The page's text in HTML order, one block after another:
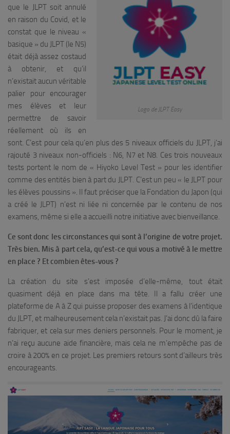
Logo de JLPT Easy
que le JLPT soit annulé
en raison du Covid, et le
constat que le niveau «
basique » du JLPT (le N5)
était déjà assez costaud
à obtenir, et qu’il
n’existait aucun véritable
palier pour encourager
mes élèves et leur
permettre de savoir
réellement où ils en
sont. C’est pour cela qu’en plus des 5 niveaux officiels du JLPT, j’ai
rajouté 3 niveaux non-officiels : N6, N7 et N8. Ces trois nouveaux
tests portent le nom de « Hiyoko Level Test » pour les identifier
comme des entités bien à part du JLPT. C’est un peu « le JLPT pour
les élèves poussins ». Il faut préciser que la Fondation du Japon (qui
a créé le JLPT) n’est ni liée ni concernée par le contenu de nos
examens, même si elle a accueilli notre initiative avec bienveillance.
Ce sont donc les circonstances qui sont à l’origine de votre projet.
Très bien. Mis à part cela, qu’est-ce qui vous a motivé à le mettre
en place ? Et combien êtes-vous ?
La création du site s’est imposée d’elle-même, tout était
quasiment déjà en place dans ma tête. Il a fallu créer une
plateforme de A à Z qui puisse proposer des examens à l’identique
du JLPT, et malheureusement cela n’existait pas. J’ai donc dû la faire
fabriquer, et cela sur mes deniers personnels. Pour le moment, je
n’ai reçu aucune aide financière, mais cela ne m’empêche pas de
croire à 200% en ce projet. Les premiers retours sont d’ailleurs très
encourageants.